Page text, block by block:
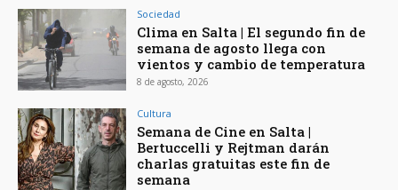
Sociedad
Clima en Salta | El segundo fin de
semana de agosto llega con
vientos y cambio de temperatura
8 de agosto, 2026
Cultura
Semana de Cine en Salta |
Bertuccelli y Rejtman darán
charlas gratuitas este fin de
semana